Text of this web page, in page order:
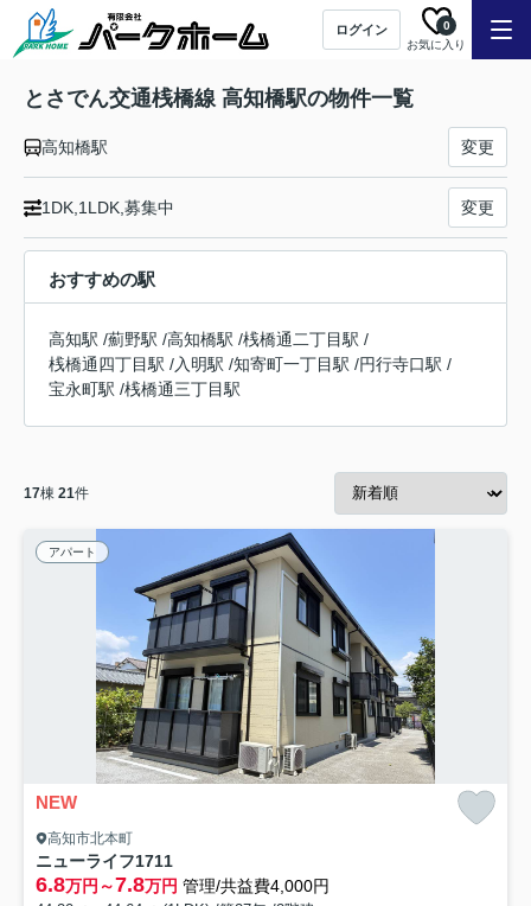
ログイン
お気に入り
0
とさでん交通桟橋線 高知橋駅の物件一覧
高知橋駅 変更
1DK,1LDK,募集中 変更
おすすめの駅
高知駅 /薊野駅 /高知橋駅 /桟橋通二丁目駅 /
桟橋通四丁目駅 /入明駅 /知寄町一丁目駅 /円行寺口駅 /
宝永町駅 /桟橋通三丁目駅
17棟 21件
アパート
NEW
高知市北本町
ニューライフ1711
6.8万円～7.8万円 管理/共益費4,000円